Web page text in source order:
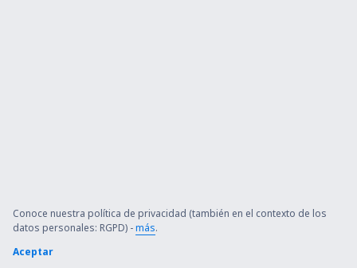
Conoce nuestra política de privacidad (también en el contexto de los
datos personales: RGPD) -más.
Aceptar